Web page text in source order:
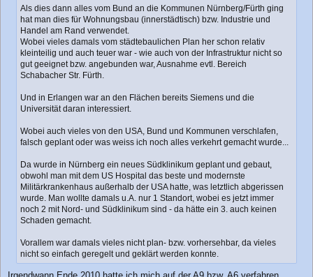
Als dies dann alles vom Bund an die Kommunen Nürnberg/Fürth ging
hat man dies für Wohnungsbau (innerstädtisch) bzw. Industrie und
Handel am Rand verwendet.
Wobei vieles damals vom städtebaulichen Plan her schon relativ
kleinteilig und auch teuer war - wie auch von der Infrastruktur nicht so
gut geeignet bzw. angebunden war, Ausnahme evtl. Bereich
Schabacher Str. Fürth.
Und in Erlangen war an den Flächen bereits Siemens und die
Universität daran interessiert.
Wobei auch vieles von den USA, Bund und Kommunen verschlafen,
falsch geplant oder was weiss ich noch alles verkehrt gemacht wurde...
Da wurde in Nürnberg ein neues Südklinikum geplant und gebaut,
obwohl man mit dem US Hospital das beste und modernste
Militärkrankenhaus außerhalb der USA hatte, was letztlich abgerissen
wurde. Man wollte damals u.A. nur 1 Standort, wobei es jetzt immer
noch 2 mit Nord- und Südklinikum sind - da hätte ein 3. auch keinen
Schaden gemacht.
Vorallem war damals vieles nicht plan- bzw. vorhersehbar, da vieles
nicht so einfach geregelt und geklärt werden konnte.